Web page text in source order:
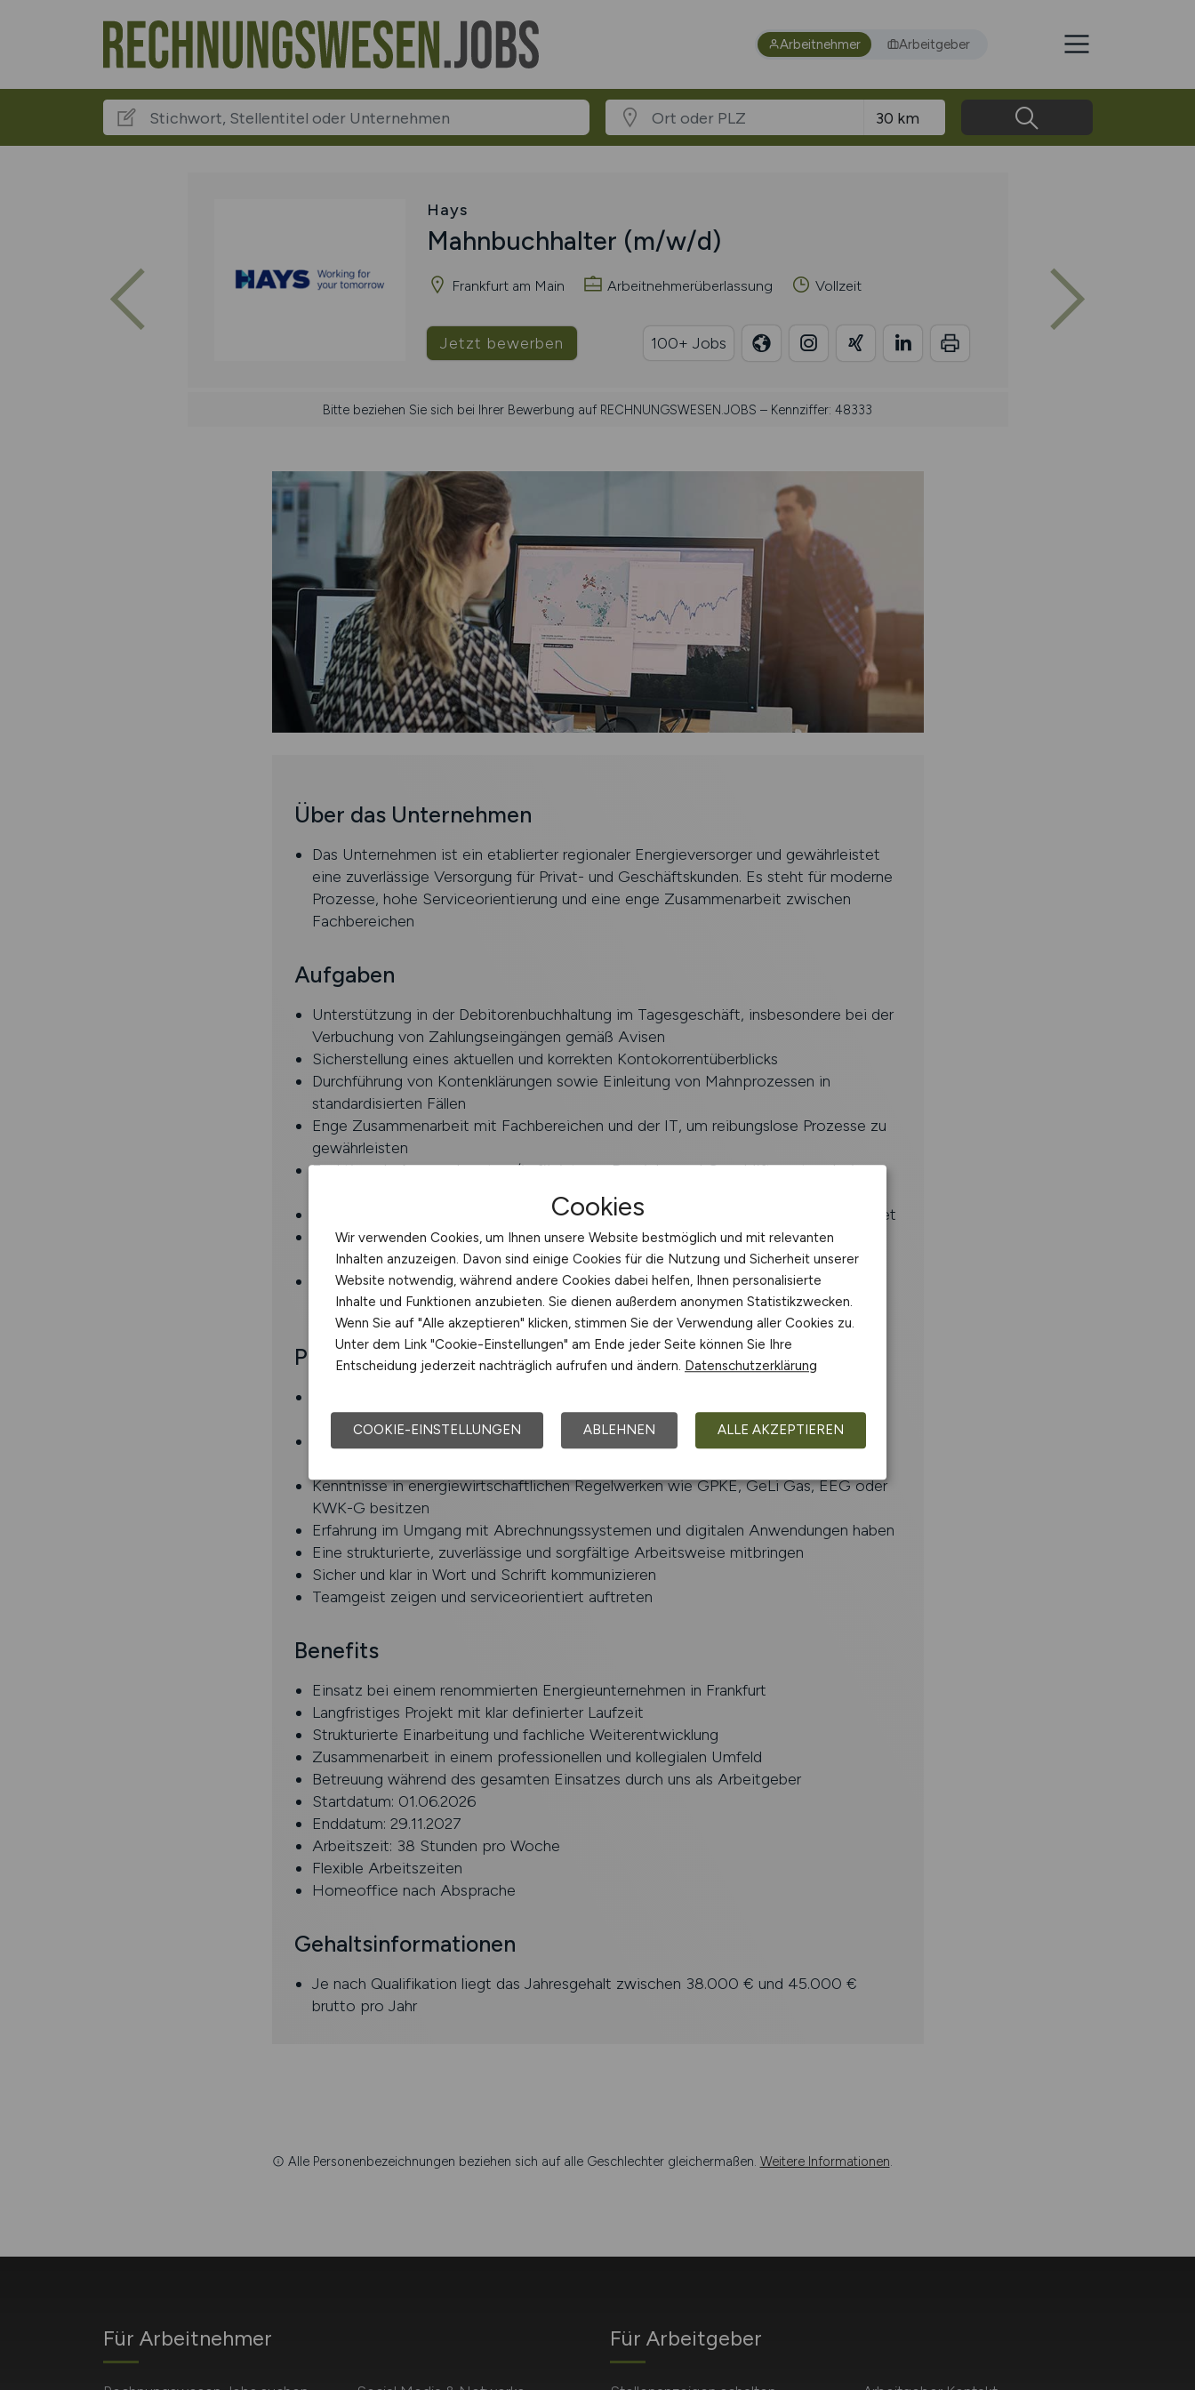
Arbeitnehmer Arbeitgeber
Hays
Mahnbuchhalter (m/w/d)
Frankfurt am Main Arbeitnehmerüberlassung Vollzeit
Jetzt bewerben 100+ Jobs
Bitte beziehen Sie sich bei Ihrer Bewerbung auf RECHNUNGSWESEN.JOBS – Kennziffer: 48333
Über das Unternehmen
Das Unternehmen ist ein etablierter regionaler Energieversorger und gewährleistet
eine zuverlässige Versorgung für Privat- und Geschäftskunden. Es steht für moderne
Prozesse, hohe Serviceorientierung und eine enge Zusammenarbeit zwischen
Fachbereichen
Aufgaben
Unterstützung in der Debitorenbuchhaltung im Tagesgeschäft, insbesondere bei der
Verbuchung von Zahlungseingängen gemäß Avisen
Sicherstellung eines aktuellen und korrekten Kontokorrentüberblicks
Durchführung von Kontenklärungen sowie Einleitung von Mahnprozessen in
standardisierten Fällen
Enge Zusammenarbeit mit Fachbereichen und der IT, um reibungslose Prozesse zu
gewährleisten
Funktion als Ansprechpartner/in für interne Bereiche und Geschäftspartner bei
Unterstützung bei der telefonischen und schriftlichen Korrespondenz im Sachgebiet
Mitwirkung bei der Analyse bestehender Prozesse sowie Unterstützung bei deren
Weiterentwicklung
Teilnahme an Schulungen und kontinuierlicher Aufbau von Fachwissen im Bereich
Debitorenbuchhaltung
Profil
Industriekaufmann oder vergleichbar)
Idealerweise erste praktische Erfahrung in einem vergleichbaren
Kenntnisse in energiewirtschaftlichen Regelwerken wie GPKE, GeLi Gas, EEG oder
KWK-G besitzen
Erfahrung im Umgang mit Abrechnungssystemen und digitalen Anwendungen haben
Eine strukturierte, zuverlässige und sorgfältige Arbeitsweise mitbringen
Sicher und klar in Wort und Schrift kommunizieren
Teamgeist zeigen und serviceorientiert auftreten
Benefits
Einsatz bei einem renommierten Energieunternehmen in Frankfurt
Langfristiges Projekt mit klar definierter Laufzeit
Strukturierte Einarbeitung und fachliche Weiterentwicklung
Zusammenarbeit in einem professionellen und kollegialen Umfeld
Betreuung während des gesamten Einsatzes durch uns als Arbeitgeber
Startdatum: 01.06.2026
Enddatum: 29.11.2027
Arbeitszeit: 38 Stunden pro Woche
Flexible Arbeitszeiten
Homeoffice nach Absprache
Gehaltsinformationen
Je nach Qualifikation liegt das Jahresgehalt zwischen 38.000 € und 45.000 €
brutto pro Jahr
Alle Personenbezeichnungen beziehen sich auf alle Geschlechter gleichermaßen. Weitere Informationen.
Für Arbeitnehmer Für Arbeitgeber
Cookies
Wir verwenden Cookies, um Ihnen unsere Website bestmöglich und mit relevanten
Inhalten anzuzeigen. Davon sind einige Cookies für die Nutzung und Sicherheit unserer
Website notwendig, während andere Cookies dabei helfen, Ihnen personalisierte
Inhalte und Funktionen anzubieten. Sie dienen außerdem anonymen Statistikzwecken.
Wenn Sie auf "Alle akzeptieren" klicken, stimmen Sie der Verwendung aller Cookies zu.
Unter dem Link "Cookie-Einstellungen" am Ende jeder Seite können Sie Ihre
Entscheidung jederzeit nachträglich aufrufen und ändern. Datenschutzerklärung
COOKIE-EINSTELLUNGEN ABLEHNEN ALLE AKZEPTIEREN